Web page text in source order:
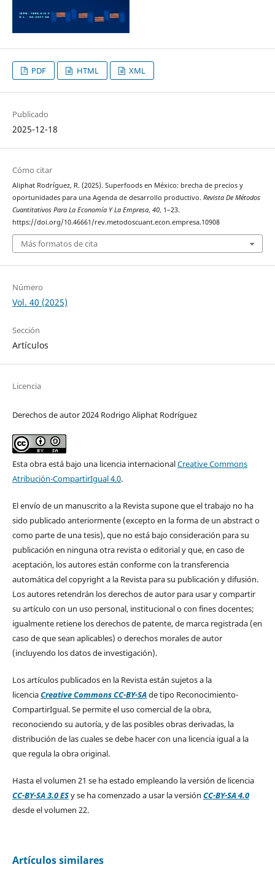
PDF HTML XML
Publicado
2025-12-18
Cómo citar
Aliphat Rodríguez, R. (2025). Superfoods en México: brecha de precios y
oportunidades para una Agenda de desarrollo productivo. Revista De Métodos
Cuantitativos Para La Economía Y La Empresa, 40, 1–23.
https://doi.org/10.46661/rev.metodoscuant.econ.empresa.10908
Más formatos de cita
Número
Vol. 40 (2025)
Sección
Artículos
Licencia
Derechos de autor 2024 Rodrigo Aliphat Rodríguez
Esta obra está bajo una licencia internacionalCreative Commons
Atribución-CompartirIgual 4.0.
El envío de un manuscrito a la Revista supone que el trabajo no ha
sido publicado anteriormente (excepto en la forma de un abstract o
como parte de una tesis), que no está bajo consideración para su
publicación en ninguna otra revista o editorial y que, en caso de
aceptación, los autores están conforme con la transferencia
automática del copyright a la Revista para su publicación y difusión.
Los autores retendrán los derechos de autor para usar y compartir
su artículo con un uso personal, institucional o con fines docentes;
igualmente retiene los derechos de patente, de marca registrada (en
caso de que sean aplicables) o derechos morales de autor
(incluyendo los datos de investigación).
Los artículos publicados en la Revista están sujetos a la
licenciaCreative Commons CC-BY-SAde tipo Reconocimiento-
CompartirIgual. Se permite el uso comercial de la obra,
reconociendo su autoría, y de las posibles obras derivadas, la
distribución de las cuales se debe hacer con una licencia igual a la
que regula la obra original.
Hasta el volumen 21 se ha estado empleando la versión de licencia
CC-BY-SA 3.0 ESy se ha comenzado a usar la versión CC-BY-SA 4.0
desde el volumen 22.
Artículos similares